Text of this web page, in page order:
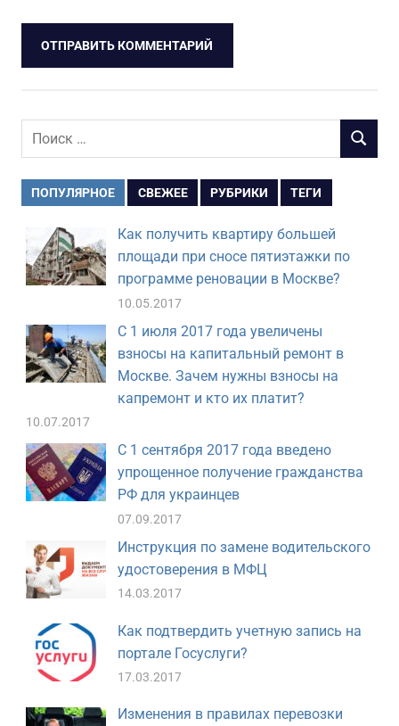
Поиск
ПОИСК
ПОПУЛЯРНОЕ СВЕЖЕЕ РУБРИКИ ТЕГИ
Как получить квартиру большей
площади при сносе пятиэтажки по
программе реновации в Москве?
10.05.2017
С 1 июля 2017 года увеличены
взносы на капитальный ремонт в
Москве. Зачем нужны взносы на
капремонт и кто их платит?
10.07.2017
С 1 сентября 2017 года введено
упрощенное получение гражданства
РФ для украинцев
07.09.2017
Инструкция по замене водительского
удостоверения в МФЦ
14.03.2017
Как подтвердить учетную запись на
портале Госуслуги?
17.03.2017
Изменения в правилах перевозки